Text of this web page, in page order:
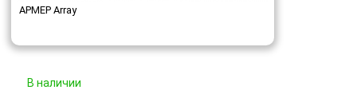
АРМЕР Array
В наличии